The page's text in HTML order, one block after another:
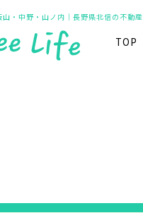
山・中野・山ノ内｜長野県北信の不動
TOP